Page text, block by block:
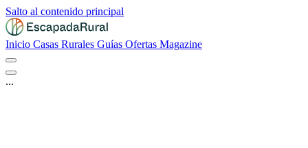
Salto al contenido principal
Inicio Casas Rurales Guías Ofertas Magazine
...